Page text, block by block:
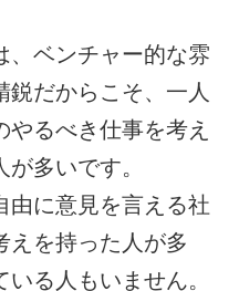
、ベンチャー的な雰
だからこそ、一人
るべき仕事を考え
多いです。
由に意見を言える社
えを持った人が多
る人もいません。